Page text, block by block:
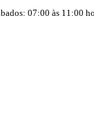
07:00 às